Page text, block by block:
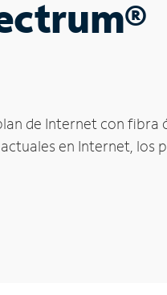
de Internet con
en Internet, los